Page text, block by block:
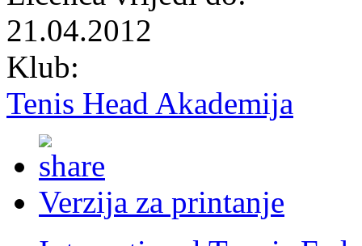
21.04.2012
Klub:
Tenis Head Akademija
Verzija za printanje